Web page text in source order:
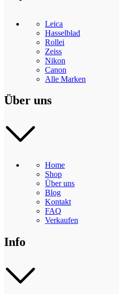
Leica
Hasselblad
Rollei
Zeiss
Nikon
Canon
Alle Marken
Über uns
Home
Shop
Über uns
Blog
Kontakt
FAQ
Verkaufen
Info